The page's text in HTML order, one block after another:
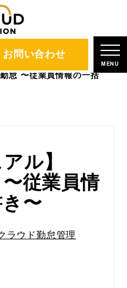
お問い合わせ
MENU
グ
怠 〜従業員情報の一括
ル】
従業員情
〜
ラウド勤怠管理